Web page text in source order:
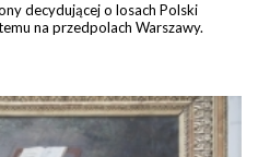
decydującej o losach Polski
na przedpolach Warszawy.